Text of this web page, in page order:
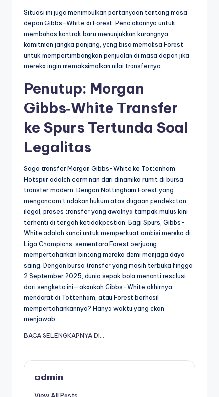
Situasi ini juga menimbulkan pertanyaan tentang masa
depan Gibbs-White di Forest. Penolakannya untuk
membahas kontrak baru menunjukkan kurangnya
komitmen jangka panjang, yang bisa memaksa Forest
untuk mempertimbangkan penjualan di masa depan jika
mereka ingin memaksimalkan nilai transfernya.
Penutup: Morgan
Gibbs‑White Transfer
ke Spurs Tertunda Soal
Legalitas
Saga transfer Morgan Gibbs-White ke Tottenham
Hotspur adalah cerminan dari dinamika rumit di bursa
transfer modern. Dengan Nottingham Forest yang
mengancam tindakan hukum atas dugaan pendekatan
ilegal, proses transfer yang awalnya tampak mulus kini
terhenti di tengah ketidakpastian. Bagi Spurs, Gibbs-
White adalah kunci untuk memperkuat ambisi mereka di
Liga Champions, sementara Forest berjuang
mempertahankan bintang mereka demi menjaga daya
saing. Dengan bursa transfer yang masih terbuka hingga
2 September 2025, dunia sepak bola menanti resolusi
dari sengketa ini—akankah Gibbs-White akhirnya
mendarat di Tottenham, atau Forest berhasil
mempertahankannya? Hanya waktu yang akan
menjawab.
BACA SELENGKAPNYA DI…
admin
View All Posts